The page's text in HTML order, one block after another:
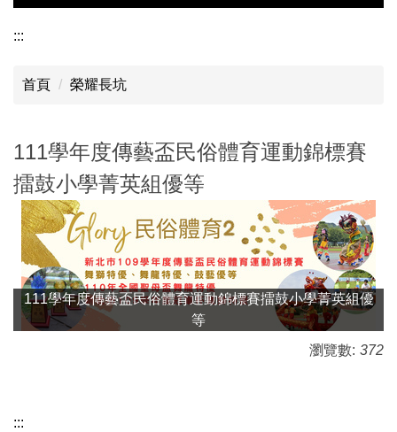
年度成果
永續環境教育中心
:::
首頁 榮耀長坑
111學年度傳藝盃民俗體育運動錦標賽
擂鼓小學菁英組優等
111學年度傳藝盃民俗體育運動錦標賽擂鼓小學菁英組優
等
瀏覽數: 372
:::